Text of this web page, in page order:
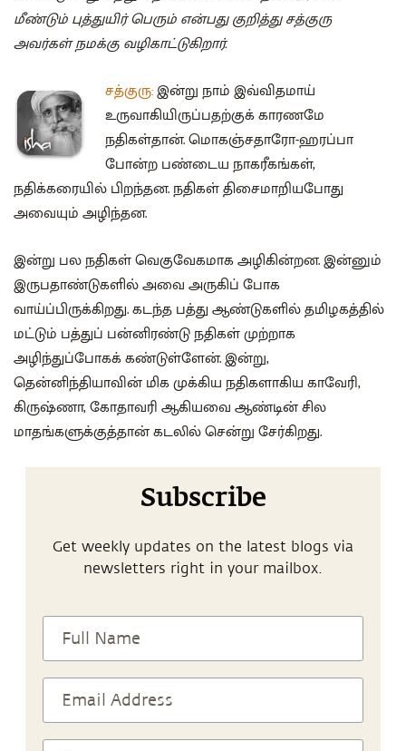
மீண்டும் புத்துயிர் பெரும் என்பது குறித்து சத்குரு
அவர்கள் நமக்கு வழிகாட்டுகிறார்.
சத்குரு:இன்று நாம் இவ்விதமாய்
உருவாகியிருப்பதற்குக் காரணமே
நதிகள்தான். மொகஞ்சதாரோ-ஹரப்பா
போன்ற பண்டைய நாகரீகங்கள்,
நதிக்கரையில் பிறந்தன. நதிகள் திசைமாறியபோது
அவையும் அழிந்தன.
இன்று பல நதிகள் வெகுவேகமாக அழிகின்றன. இன்னும்
இருபதாண்டுகளில் அவை அருகிப் போக
வாய்ப்பிருக்கிறது. கடந்த பத்து ஆண்டுகளில் தமிழகத்தில்
மட்டும் பத்துப் பன்னிரண்டு நதிகள் முற்றாக
அழிந்துப்போகக் கண்டுள்ளேன். இன்று,
தென்னிந்தியாவின் மிக முக்கிய நதிகளாகிய காவேரி,
கிருஷ்ணா, கோதாவரி ஆகியவை ஆண்டின் சில
மாதங்களுக்குத்தான் கடலில் சென்று சேர்கிறது.
Subscribe
Get weekly updates on the latest blogs via
newsletters right in your mailbox.